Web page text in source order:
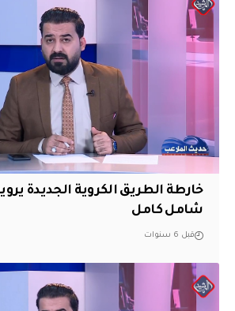
خارطة الطريق الكروية الجديدة
شامل كامل
قبل 6 سنوات